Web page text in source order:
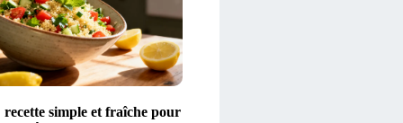
simple et fraîche pour